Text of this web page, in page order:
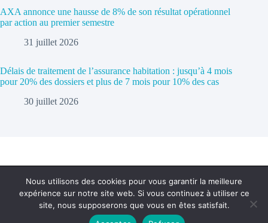
AXA annonce une hausse de 8% de son résultat opérationnel
par action au premier semestre
31 juillet 2026
Délais de traitement de l’assurance habitation : jusqu’à 4 mois
pour 20% des dossiers et plus de 7 mois pour 10% des cas
30 juillet 2026
Politique de confidentialité Contact
Nous utilisons des cookies pour vous garantir la meilleure
expérience sur notre site web. Si vous continuez à utiliser ce
site, nous supposerons que vous en êtes satisfait.